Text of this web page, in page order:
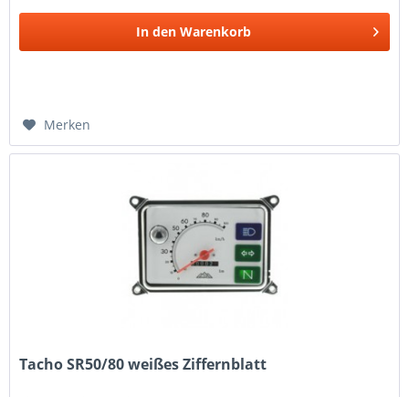
In den Warenkorb
Merken
Tacho SR50/80 weißes Ziffernblatt